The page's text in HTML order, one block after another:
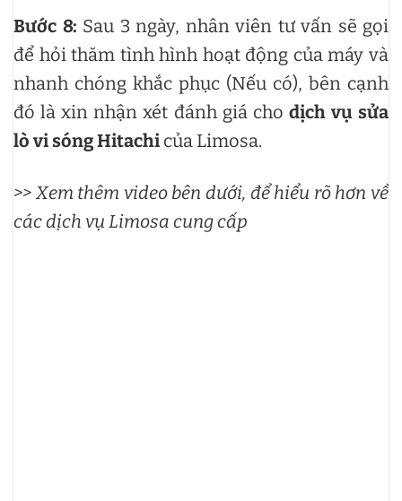
Bước 8: Sau 3 ngày, nhân viên tư vấn sẽ gọi
để hỏi thăm tình hình hoạt động của máy và
nhanh chóng khắc phục (Nếu có), bên cạnh
đó là xin nhận xét đánh giá cho dịch vụ sửa
lò vi sóng Hitachi của Limosa.
>> Xem thêm video bên dưới, để hiểu rõ hơn về
các dịch vụ Limosa cung cấp